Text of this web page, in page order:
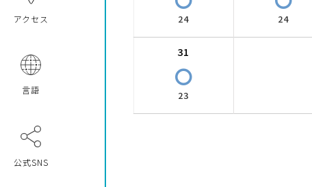
アクセス
言語
公式SNS
24 24
31
〇
23